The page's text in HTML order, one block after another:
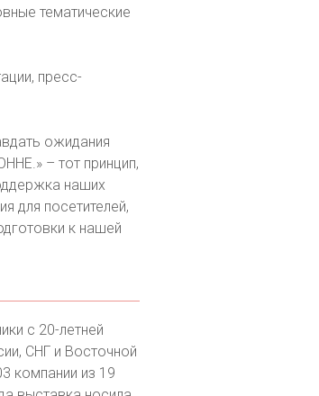
тематические
пресс-
ожидания
– тот принцип,
наших
для посетителей,
к нашей
с 20-летней
СНГ и Восточной
компании из 19